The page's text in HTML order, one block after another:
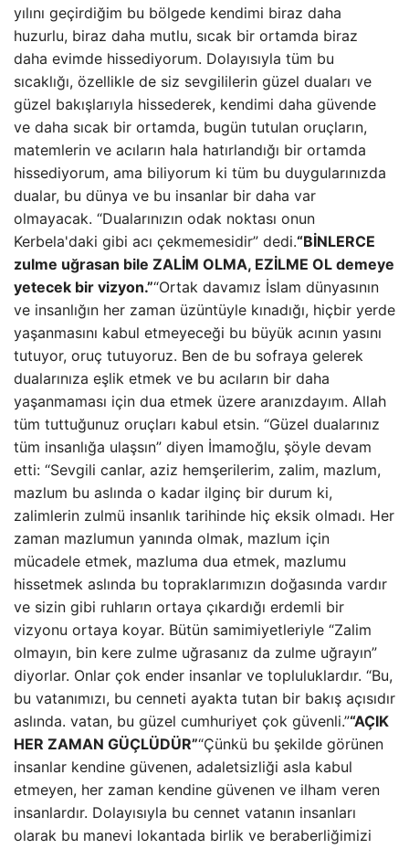
yılını geçirdiğim bu bölgede kendimi biraz daha
huzurlu, biraz daha mutlu, sıcak bir ortamda biraz
daha evimde hissediyorum. Dolayısıyla tüm bu
sıcaklığı, özellikle de siz sevgililerin güzel duaları ve
güzel bakışlarıyla hissederek, kendimi daha güvende
ve daha sıcak bir ortamda, bugün tutulan oruçların,
matemlerin ve acıların hala hatırlandığı bir ortamda
hissediyorum, ama biliyorum ki tüm bu duygularınızda
dualar, bu dünya ve bu insanlar bir daha var
olmayacak. “Dualarınızın odak noktası onun
Kerbela'daki gibi acı çekmemesidir” dedi.“BİNLERCE
zulme uğrasan bile ZALİM OLMA, EZİLME OL demeye
yetecek bir vizyon.”“Ortak davamız İslam dünyasının
ve insanlığın her zaman üzüntüyle kınadığı, hiçbir yerde
yaşanmasını kabul etmeyeceği bu büyük acının yasını
tutuyor, oruç tutuyoruz. Ben de bu sofraya gelerek
dualarınıza eşlik etmek ve bu acıların bir daha
yaşanmaması için dua etmek üzere aranızdayım. Allah
tüm tuttuğunuz oruçları kabul etsin. “Güzel dualarınız
tüm insanlığa ulaşsın” diyen İmamoğlu, şöyle devam
etti: “Sevgili canlar, aziz hemşerilerim, zalim, mazlum,
mazlum bu aslında o kadar ilginç bir durum ki,
zalimlerin zulmü insanlık tarihinde hiç eksik olmadı. Her
zaman mazlumun yanında olmak, mazlum için
mücadele etmek, mazluma dua etmek, mazlumu
hissetmek aslında bu topraklarımızın doğasında vardır
ve sizin gibi ruhların ortaya çıkardığı erdemli bir
vizyonu ortaya koyar. Bütün samimiyetleriyle “Zalim
olmayın, bin kere zulme uğrasanız da zulme uğrayın”
diyorlar. Onlar çok ender insanlar ve topluluklardır. “Bu,
bu vatanımızı, bu cenneti ayakta tutan bir bakış açısıdır
aslında. vatan, bu güzel cumhuriyet çok güvenli.”“AÇIK
HER ZAMAN GÜÇLÜDÜR”“Çünkü bu şekilde görünen
insanlar kendine güvenen, adaletsizliği asla kabul
etmeyen, her zaman kendine güvenen ve ilham veren
insanlardır. Dolayısıyla bu cennet vatanın insanları
olarak bu manevi lokantada birlik ve beraberliğimizi